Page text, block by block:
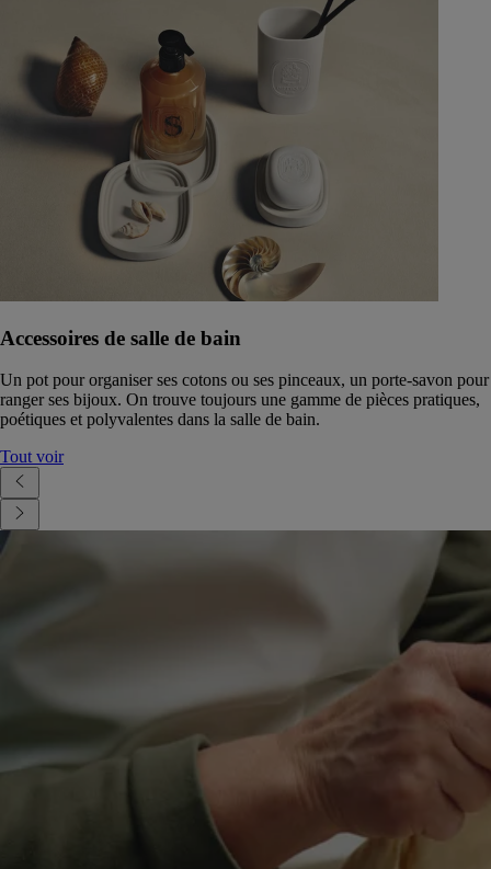
Accessoires de salle de bain
Un pot pour organiser ses cotons ou ses pinceaux, un porte-savon pour
ranger ses bijoux. On trouve toujours une gamme de pièces pratiques,
poétiques et polyvalentes dans la salle de bain.
Tout voir